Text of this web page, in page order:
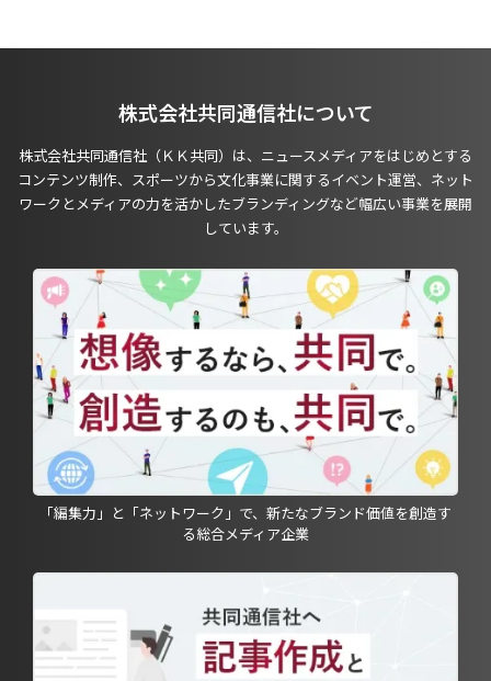
株式会社共同通信社について
株式会社共同通信社（ＫＫ共同）は、ニュースメディアをはじめとする
コンテンツ制作、スポーツから文化事業に関するイベント運営、ネット
ワークとメディアの力を活かしたブランディングなど幅広い事業を展開
しています。
「編集力」と「ネットワーク」で、新たなブランド価値を創造す
る総合メディア企業